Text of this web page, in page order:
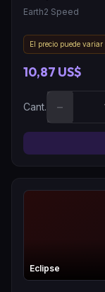
Earth2 Speed
El precio puede
10,87 US$
Cant. −
Eclipse